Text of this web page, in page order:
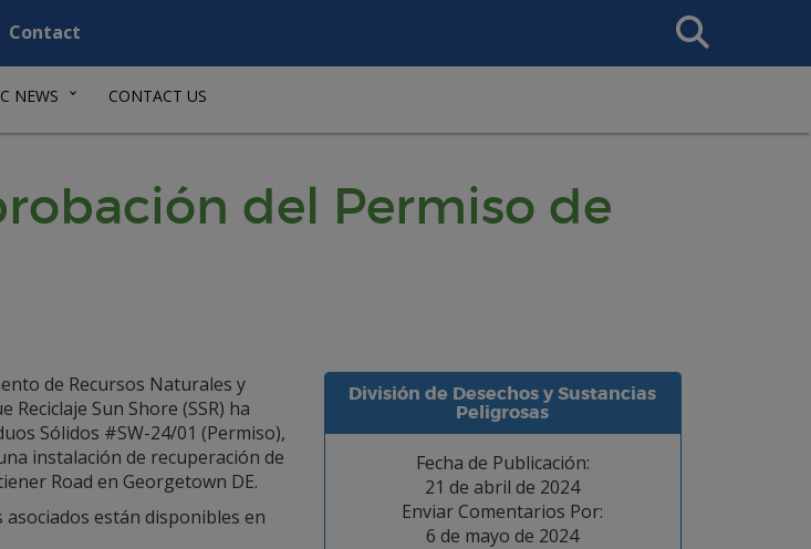
Contact
Search
This
NEWS CONTACT US
del Permiso de
División de Desechos y Sustancias
Peligrosas
Fecha de Publicación:
21 de abril de 2024
Enviar Comentarios Por:
6 de mayo de 2024
de Recursos Naturales y
Sun Shore (SSR) ha
Sólidos #SW-24/01 (Permiso),
instalación de recuperación de
Road en Georgetown DE.
están disponibles en